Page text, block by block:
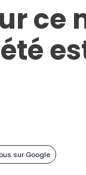
ce
sur Google